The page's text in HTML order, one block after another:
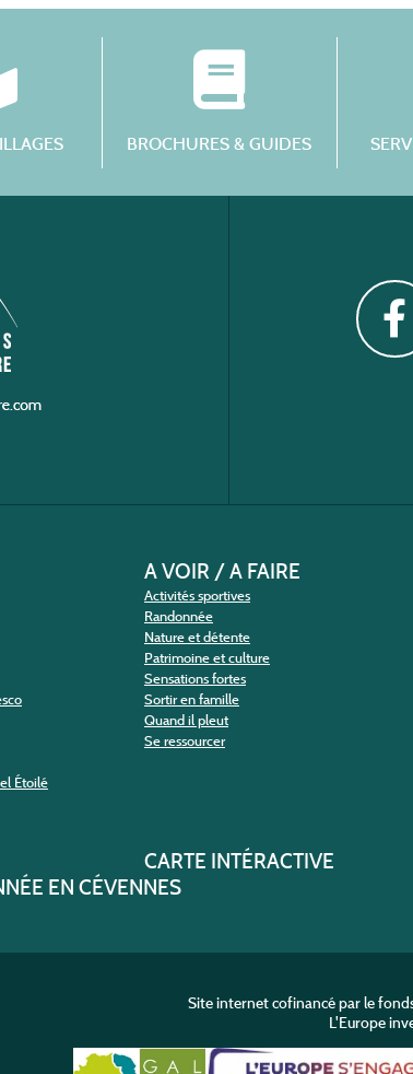
BROCHURES & GUIDES
Étoilé
A VOIR / A FAIRE
Activités sportives
Randonnée
Nature et détente
Patrimoine et culture
Sensations fortes
Sortir en famille
Quand il pleut
Se ressourcer
CARTE INTÉRACTIVE
EN CÉVENNES
Site internet cofinancé par le
L'Europe